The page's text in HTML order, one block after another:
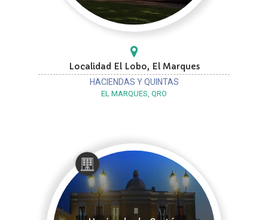
Localidad El Lobo, El Marques
HACIENDAS Y QUINTAS
EL MARQUES, QRO